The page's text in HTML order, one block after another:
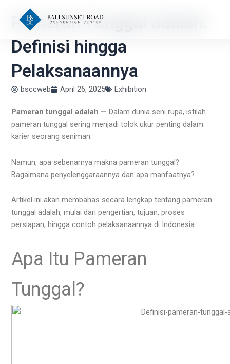
contentPameran Tunggal adalah:
Definisi hingga
Pelaksanaannya
bsccweb April 26, 2025 Exhibition
Pameran tunggal adalah — Dalam dunia seni rupa, istilah
pameran tunggal sering menjadi tolok ukur penting dalam
karier seorang seniman.
Namun, apa sebenarnya makna pameran tunggal?
Bagaimana penyelenggaraannya dan apa manfaatnya?
Artikel ini akan membahas secara lengkap tentang pameran
tunggal adalah, mulai dari pengertian, tujuan, proses
persiapan, hingga contoh pelaksanaannya di Indonesia.
Apa Itu Pameran
Tunggal?